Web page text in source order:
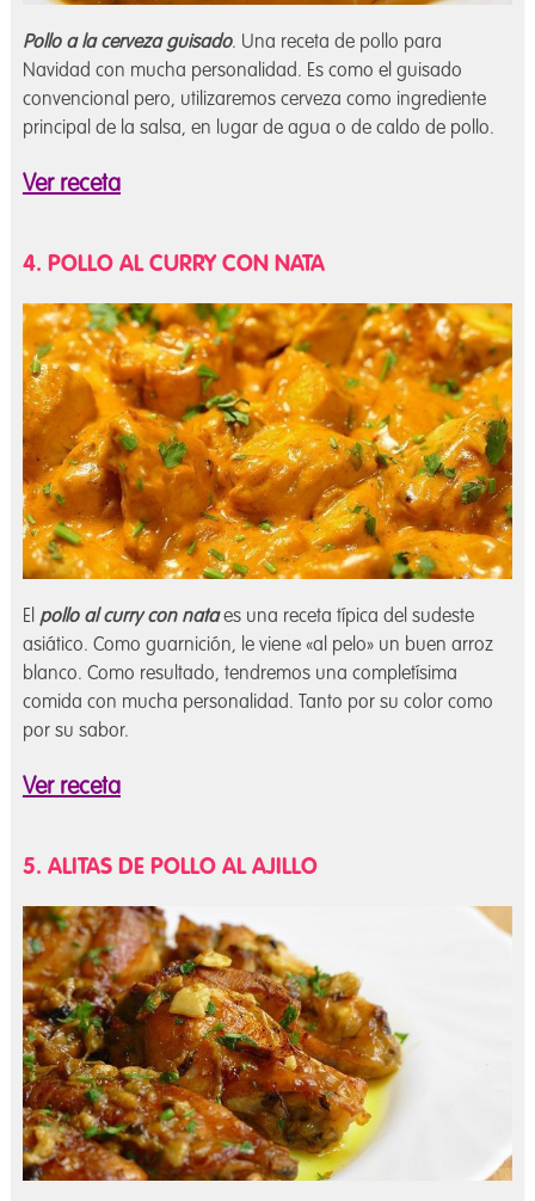
Pollo a la cerveza guisado. Una receta de pollo para
Navidad con mucha personalidad. Es como el guisado
convencional pero, utilizaremos cerveza como ingrediente
principal de la salsa, en lugar de agua o de caldo de pollo.
Ver receta
4. POLLO AL CURRY CON NATA
El pollo al curry con nataes una receta típica del sudeste
asiático. Como guarnición, le viene «al pelo» un buen arroz
blanco. Como resultado, tendremos una completísima
comida con mucha personalidad. Tanto por su color como
por su sabor.
Ver receta
5. ALITAS DE POLLO AL AJILLO